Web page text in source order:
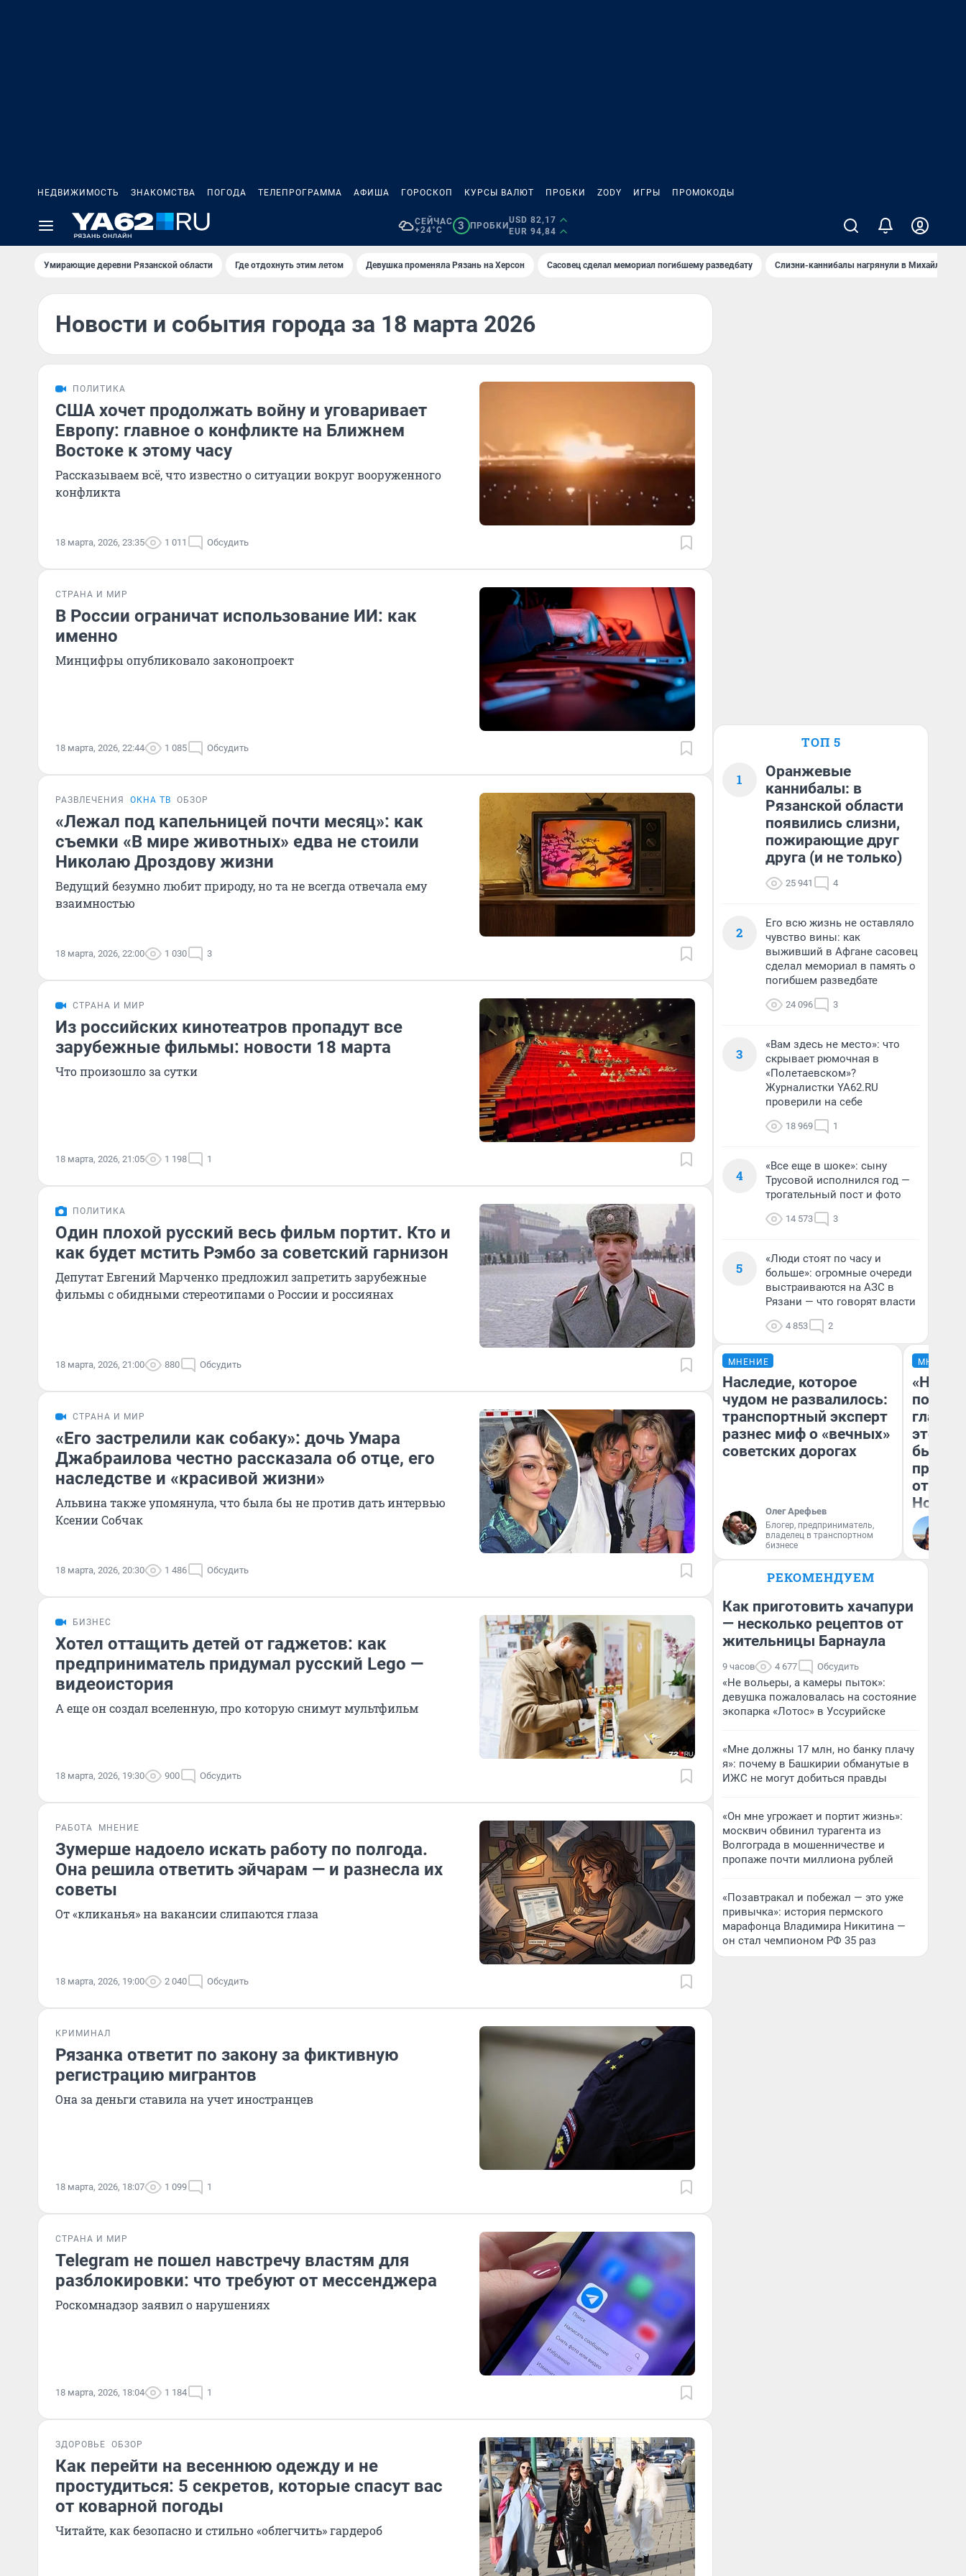
НЕДВИЖИМОСТЬ ЗНАКОМСТВА ПОГОДА ТЕЛЕПРОГРАММА АФИША ГОРОСКОП КУРСЫ ВАЛЮТ ПРОБКИ ZODY ИГРЫ ПРОМОКОДЫ
СЕЙЧАС
+24°C
3 ПРОБКИ
USD 82,17
EUR 94,84
Умирающие деревни Рязанской области Где отдохнуть этим летом Девушка променяла Рязань на Херсон Сасовец сделал мемориал погибшему разведбату Слизни-каннибалы нагрянули в Михайлов
Новости и события города за 18 марта 2026
ПОЛИТИКА
США хочет продолжать войну и уговаривает
Европу: главное о конфликте на Ближнем
Востоке к этому часу
Рассказываем всё, что известно о ситуации вокруг вооруженного
конфликта
18 марта, 2026, 23:35 1 011 Обсудить
СТРАНА И МИР
В России ограничат использование ИИ: как
именно
Минцифры опубликовало законопроект
18 марта, 2026, 22:44 1 085 Обсудить
РАЗВЛЕЧЕНИЯ ОКНА ТВ ОБЗОР
«Лежал под капельницей почти месяц»: как
съемки «В мире животных» едва не стоили
Николаю Дроздову жизни
Ведущий безумно любит природу, но та не всегда отвечала ему
взаимностью
18 марта, 2026, 22:00 1 030 3
СТРАНА И МИР
Из российских кинотеатров пропадут все
зарубежные фильмы: новости 18 марта
Что произошло за сутки
18 марта, 2026, 21:05 1 198 1
ПОЛИТИКА
Один плохой русский весь фильм портит. Кто и
как будет мстить Рэмбо за советский гарнизон
Депутат Евгений Марченко предложил запретить зарубежные
фильмы с обидными стереотипами о России и россиянах
18 марта, 2026, 21:00 880 Обсудить
СТРАНА И МИР
«Его застрелили как собаку»: дочь Умара
Джабраилова честно рассказала об отце, его
наследстве и «красивой жизни»
Альвина также упомянула, что была бы не против дать интервью
Ксении Собчак
18 марта, 2026, 20:30 1 486 Обсудить
БИЗНЕС
Хотел оттащить детей от гаджетов: как
предприниматель придумал русский Lego —
видеоистория
А еще он создал вселенную, про которую снимут мультфильм
18 марта, 2026, 19:30 900 Обсудить
РАБОТА МНЕНИЕ
Зумерше надоело искать работу по полгода.
Она решила ответить эйчарам — и разнесла их
советы
От «кликанья» на вакансии слипаются глаза
18 марта, 2026, 19:00 2 040 Обсудить
КРИМИНАЛ
Рязанка ответит по закону за фиктивную
регистрацию мигрантов
Она за деньги ставила на учет иностранцев
18 марта, 2026, 18:07 1 099 1
СТРАНА И МИР
Telegram не пошел навстречу властям для
разблокировки: что требуют от мессенджера
Роскомнадзор заявил о нарушениях
18 марта, 2026, 18:04 1 184 1
ЗДОРОВЬЕ ОБЗОР
Как перейти на весеннюю одежду и не
простудиться: 5 секретов, которые спасут вас
от коварной погоды
Читайте, как безопасно и стильно «облегчить» гардероб
ТОП 5
1
Оранжевые
каннибалы: в
Рязанской области
появились слизни,
пожирающие друг
друга (и не только)
25 941 4
2
Его всю жизнь не оставляло
чувство вины: как
выживший в Афгане сасовец
сделал мемориал в память о
погибшем разведбате
24 096 3
3
«Вам здесь не место»: что
скрывает рюмочная в
«Полетаевском»?
Журналистки YA62.RU
проверили на себе
18 969 1
4
«Все еще в шоке»: сыну
Трусовой исполнился год —
трогательный пост и фото
14 573 3
5
«Люди стоят по часу и
больше»: огромные очереди
выстраиваются на АЗС в
Рязани — что говорят власти
4 853 2
МНЕНИЕ
Наследие, которое
чудом не развалилось:
транспортный эксперт
разнес миф о «вечных»
советских дорогах
Олег Арефьев
Блогер, предприниматель,
владелец в транспортном
бизнесе
МНЕНИЕ
этого
бьет
отзыв
Нолана
РЕКОМЕНДУЕМ
Как приготовить хачапури
— несколько рецептов от
жительницы Барнаула
9 часов 4 677 Обсудить
«Не вольеры, а камеры пыток»:
девушка пожаловалась на состояние
экопарка «Лотос» в Уссурийске
«Мне должны 17 млн, но банку плачу
я»: почему в Башкирии обманутые в
ИЖС не могут добиться правды
«Он мне угрожает и портит жизнь»:
москвич обвинил турагента из
Волгограда в мошенничестве и
пропаже почти миллиона рублей
«Позавтракал и побежал — это уже
привычка»: история пермского
марафонца Владимира Никитина —
он стал чемпионом РФ 35 раз